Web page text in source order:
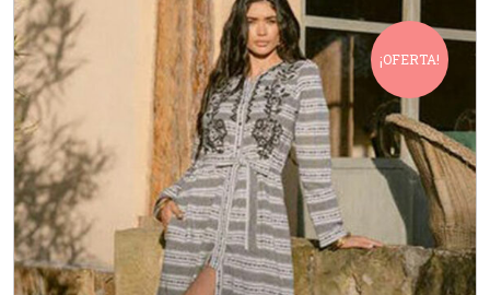
¡OFERTA!